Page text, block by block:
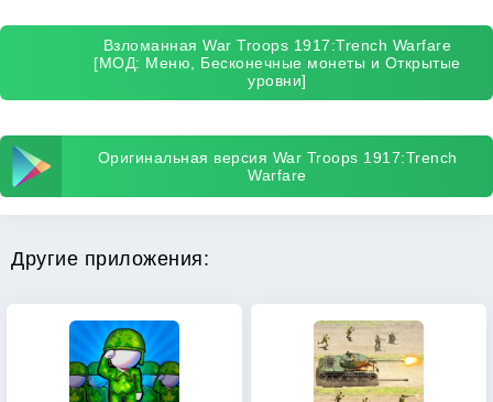
Взломанная War Troops 1917:Trench Warfare
[МОД: Меню, Бесконечные монеты и Открытые
уровни]
Оригинальная версия War Troops 1917:Trench
Warfare
Другие приложения: